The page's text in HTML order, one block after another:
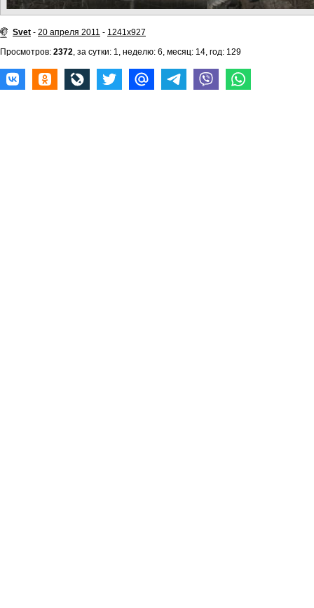
Svet - 20 апреля 2011 - 1241x927
Просмотров: 2372, за сутки: 1, неделю: 6, месяц: 14, год: 129